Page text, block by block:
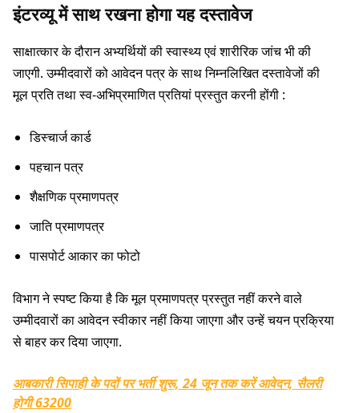
इंटरव्यू में साथ रखना होगा यह दस्तावेज
साक्षात्कार के दौरान अभ्यर्थियों की स्वास्थ्य एवं शारीरिक जांच भी की
जाएगी. उम्मीदवारों को आवेदन पत्र के साथ निम्नलिखित दस्तावेजों की
मूल प्रति तथा स्व-अभिप्रमाणित प्रतियां प्रस्तुत करनी होंगी :
डिस्चार्ज कार्ड
पहचान पत्र
शैक्षणिक प्रमाणपत्र
जाति प्रमाणपत्र
पासपोर्ट आकार का फोटो
विभाग ने स्पष्ट किया है कि मूल प्रमाणपत्र प्रस्तुत नहीं करने वाले
उम्मीदवारों का आवेदन स्वीकार नहीं किया जाएगा और उन्हें चयन प्रक्रिया
से बाहर कर दिया जाएगा.
आबकारी सिपाही के पदों पर भर्ती शुरू, 24 जून तक करें आवेदन, सैलरी
होगी 63200